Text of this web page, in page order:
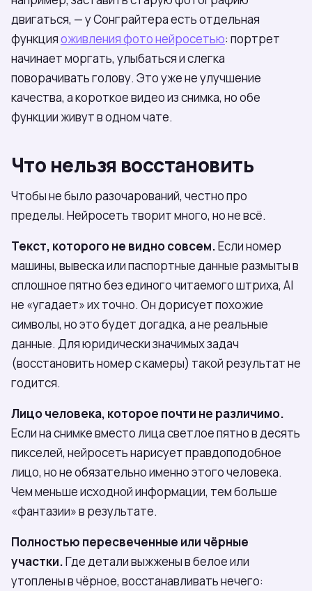
двигаться, — у Сонграйтера есть отдельная
функцияоживления фото нейросетью: портрет
начинает моргать, улыбаться и слегка
поворачивать голову. Это уже не улучшение
качества, а короткое видео из снимка, но обе
функции живут в одном чате.
Что нельзя восстановить
Чтобы не было разочарований, честно про
пределы. Нейросеть творит много, но не всё.
Текст, которого не видно совсем.Если номер
машины, вывеска или паспортные данные размыты в
сплошное пятно без единого читаемого штриха, AI
не «угадает» их точно. Он дорисует похожие
символы, но это будет догадка, а не реальные
данные. Для юридически значимых задач
(восстановить номер с камеры) такой результат не
годится.
Лицо человека, которое почти не различимо.
Если на снимке вместо лица светлое пятно в десять
пикселей, нейросеть нарисует правдоподобное
лицо, но не обязательно именно этого человека.
Чем меньше исходной информации, тем больше
«фантазии» в результате.
Полностью пересвеченные или чёрные
участки.Где детали выжжены в белое или
утоплены в чёрное, восстанавливать нечего: